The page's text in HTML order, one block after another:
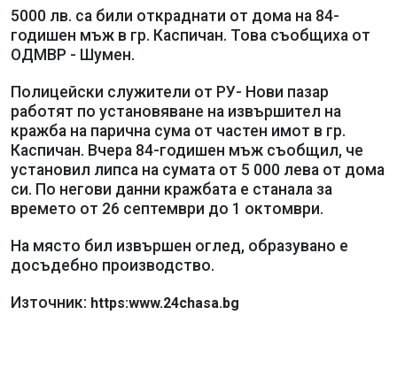
5000 лв. са били откраднати от дома на 84-
годишен мъж в гр. Каспичан. Това съобщиха от
ОДМВР - Шумен.
Полицейски служители от РУ- Нови пазар
работят по установяване на извършител на
кражба на парична сума от частен имот в гр.
Каспичан. Вчера 84-годишен мъж съобщил, че
установил липса на сумата от 5 000 лева от дома
си. По негови данни кражбата е станала за
времето от 26 септември до 1 октомври.
На място бил извършен оглед, образувано е
досъдебно производство.
Източник: https:www.24chasa.bg